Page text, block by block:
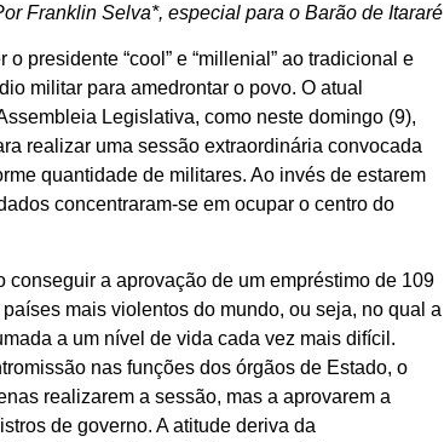
Franklin Selva*, especial para o Barão de Itararé
presidente “cool” e “millenial” ao tradicional e
militar para amedrontar o povo. O atual
Legislativa, como neste domingo (9),
realizar uma sessão extraordinária convocada
quantidade de militares. Ao invés de estarem
concentraram-se em ocupar o centro do
a aprovação de um empréstimo de 109
mais violentos do mundo, ou seja, no qual a
a um nível de vida cada vez mais difícil.
nas funções dos órgãos de Estado, o
realizarem a sessão, mas a aprovarem a
de governo. A atitude deriva da